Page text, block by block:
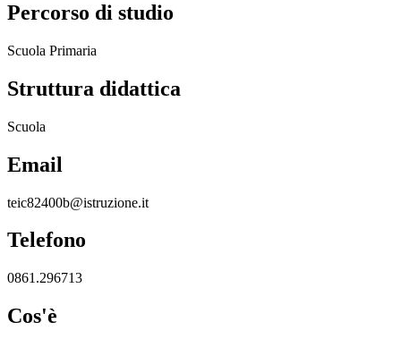
Percorso di studio
Scuola Primaria
Struttura didattica
Scuola
Email
teic82400b@istruzione.it
Telefono
0861.296713
Cos'è